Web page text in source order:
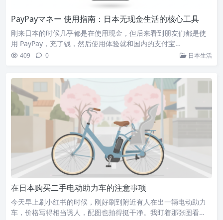
PayPayマネー 使用指南：日本无现金生活的核心工具
刚来日本的时候几乎都是在使用现金，但后来看到朋友们都是使
用 PayPay，充了钱，然后使用体验就和国内的支付宝…
409 0 日本生活
在日本购买二手电动助力车的注意事项
今天早上刷小红书的时候，刚好刷到附近有人在出一辆电动助力
车，价格写得相当诱人，配图也拍得挺干净。我盯着那张图看…